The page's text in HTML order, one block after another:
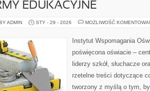
EDUKACYJNE
ADMIN STY - 29 - 2026 MOŻLIWOŚĆ
Instytut Wspomagania
poświęcona oświacie –
liderzy szkół, słuchacze
rzetelne treści dotyczące
tworzony z myślą o tym,